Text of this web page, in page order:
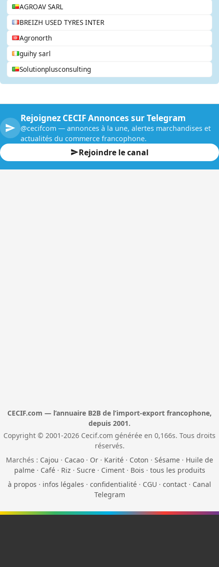
AGROAV SARL
BREIZH USED TYRES INTER
Agronorth
guihy sarl
Solutionplusconsulting
Rejoignez CECIF Annonces sur Telegram
@cecifcom — annonces à la une, alertes marchandises et
actualités du commerce francophone.
Rejoindre le canal
CECIF.com — l’annuaire B2B de l’import-export francophone,
depuis 2001.
Copyright © 2001-2026 Cecif.com générée en 0,166s. Tous droits
réservés.
Marchés : Cajou · Cacao · Or · Karité · Coton · Sésame · Huile de
palme· Café· Riz · Sucre· Ciment· Bois · tous les produits
à propos · infos légales · confidentialité · CGU · contact · Canal
Telegram